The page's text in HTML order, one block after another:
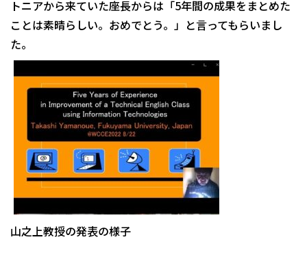
トニアから来ていた座長からは「5年間の成果をまとめた
ことは素晴らしい。おめでとう。」と言ってもらいまし
た。
山之上教授の発表の様子